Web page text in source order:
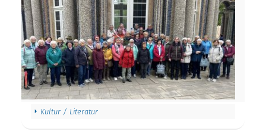
Kultur / Literatur